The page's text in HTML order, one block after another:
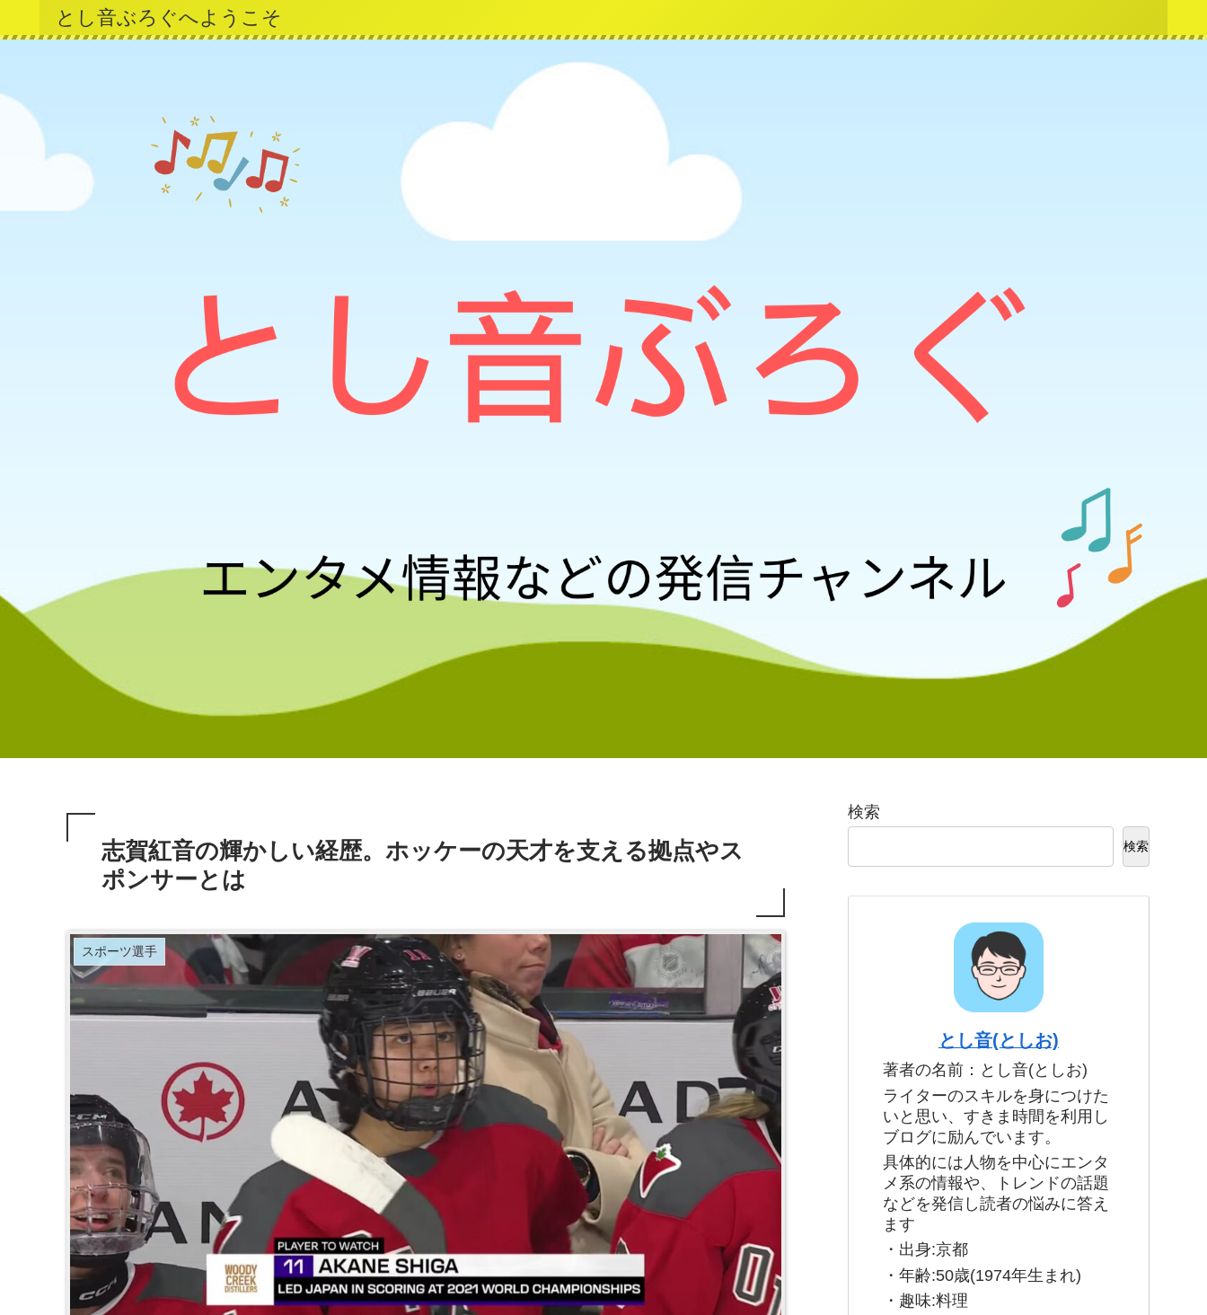
とし音ぶろぐへようこそ
志賀紅音の輝かしい経歴。ホッケーの天才を支える拠点やス
ポンサーとは
スポーツ選手
検索
検索
とし音(としお)
著者の名前：とし音(としお)
ライターのスキルを身につけた
いと思い、すきま時間を利用し
ブログに励んでいます。
具体的には人物を中心にエンタ
メ系の情報や、トレンドの話題
などを発信し読者の悩みに答え
ます
・出身:京都
・年齢:50歳(1974年生まれ)
・趣味:料理